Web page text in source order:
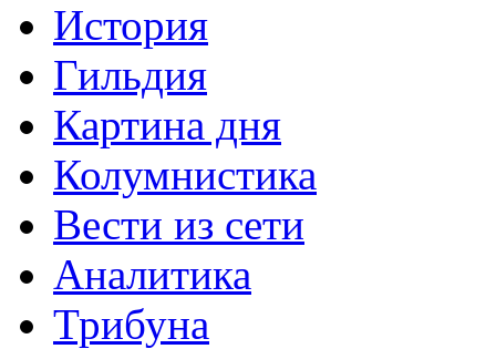
История
Гильдия
Картина дня
Колумнистика
Вести из сети
Аналитика
Трибуна